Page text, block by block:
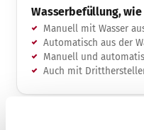
Wasserbefüllung,
Manuell mit Wasser
Automatisch aus der
Manuell und
Auch mit